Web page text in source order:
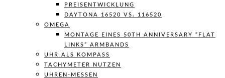
PREISENTWICKLUNG
DAYTONA 16520 VS. 116520
OMEGA
MONTAGE EINES 50TH ANNIVERSARY “FLAT
LINKS” ARMBANDS
UHR ALS KOMPASS
TACHYMETER NUTZEN
UHREN-MESSEN